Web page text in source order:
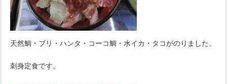
天然鯛・ブリ・ハンタ・コーコ鯛・水イカ・タコがのりました。
刺身定食です。